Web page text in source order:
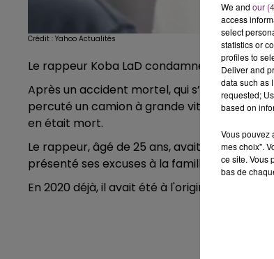
Crédit : Yahoo Actualités
Le rappeur Koba LaD condamné à 6 ans de
Après un accident mortel, qui s’était
percuté un camion à grande vitesse. L’un de
en était mort.
Le rappeur, âgé de 25 ans, avait été testé
présenté ses excuses à la famille de la
En 2020 déjà, il avait été à l'origine d'un
We and our
access
select
statistics or
profiles to
Deliver and
data such as
requested;
based on
Vous pouvez
mes choix".
ce site. Vous
bas de